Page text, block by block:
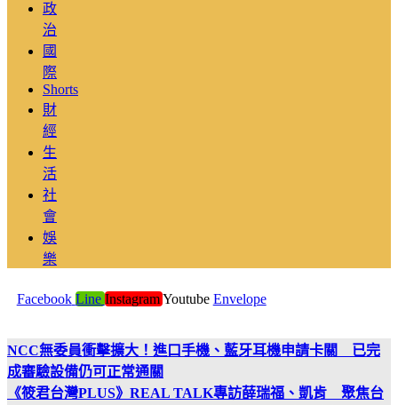
政
治
國
際
Shorts
財
經
生
活
社
會
娛
樂
Facebook Line InstagramYoutube Envelope
NCC無委員衝擊擴大！進口手機、藍牙耳機申請卡關 已完
成審驗設備仍可正常通關
《筱君台灣PLUS》REAL TALK專訪薛瑞福、凱肯 聚焦台